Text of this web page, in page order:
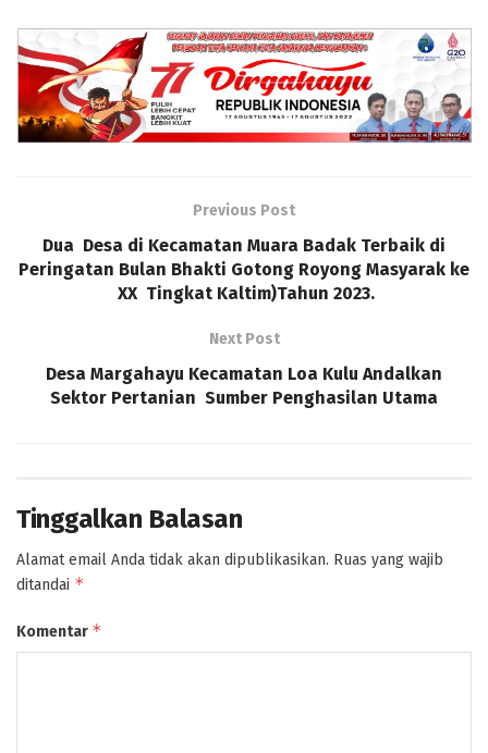
Previous Post
Dua Desa di Kecamatan Muara Badak Terbaik di
Peringatan Bulan Bhakti Gotong Royong Masyarak ke
XX Tingkat Kaltim)Tahun 2023.
Next Post
Desa Margahayu Kecamatan Loa Kulu Andalkan
Sektor Pertanian Sumber Penghasilan Utama
Tinggalkan Balasan
Alamat email Anda tidak akan dipublikasikan. Ruas yang wajib
ditandai *
Komentar *